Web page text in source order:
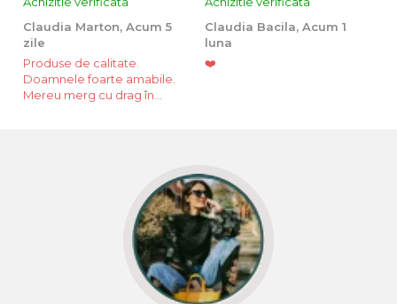
Claudia Marton, Acum 5
zile
Produse de calitate.
Doamnele foarte amabile.
Mereu merg cu drag în
Claudia Bacila, Acum 1
luna
❤️